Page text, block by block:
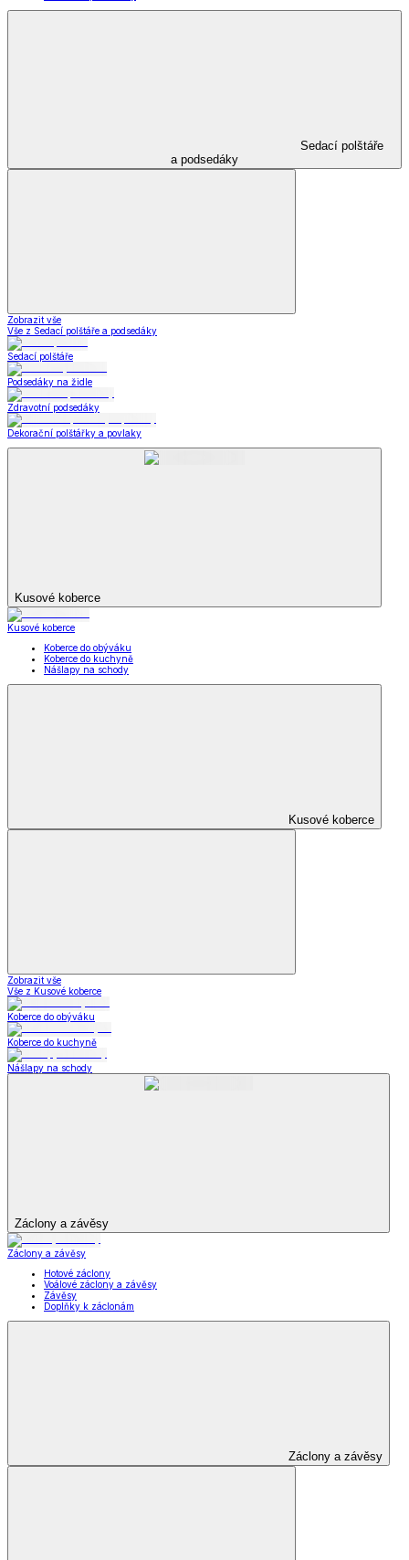
Sedací polštáře
a podsedáky
Zobrazit vše
Vše z Sedací polštáře a podsedáky
Sedací polštáře
Podsedáky na židle
Zdravotní podsedáky
Dekorační polštářky a povlaky
Kusové koberce
Kusové koberce
Koberce do obýváku
Koberce do kuchyně
Nášlapy na schody
Kusové koberce
Zobrazit vše
Vše z Kusové koberce
Koberce do obýváku
Koberce do kuchyně
Nášlapy na schody
Záclony a závěsy
Záclony a závěsy
Hotové záclony
Voálové záclony a závěsy
Závěsy
Doplňky k záclonám
Záclony a závěsy